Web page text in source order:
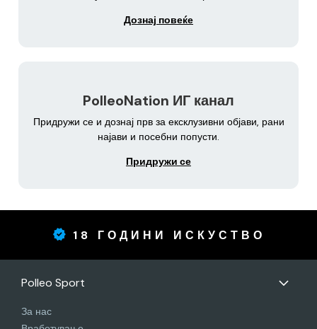
Дознај повеќе
PolleoNation ИГ канал
Придружи се и дознај прв за ексклузивни објави, рани
најави и посебни попусти.
Придружи се
18 ГОДИНИ ИСКУСТВО
Polleo Sport
За нас